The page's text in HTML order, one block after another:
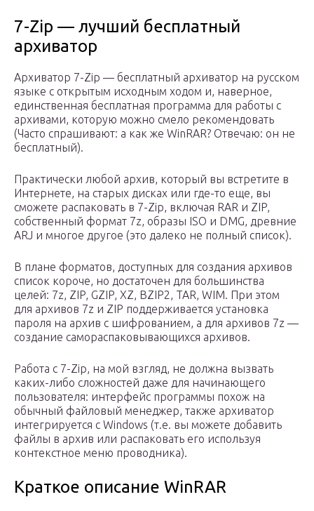
7-Zip — лучший бесплатный
архиватор
Архиватор 7-Zip — бесплатный архиватор на русском
языке с открытым исходным ходом и, наверное,
единственная бесплатная программа для работы с
архивами, которую можно смело рекомендовать
(Часто спрашивают: а как же WinRAR? Отвечаю: он не
бесплатный).
Практически любой архив, который вы встретите в
Интернете, на старых дисках или где-то еще, вы
сможете распаковать в 7-Zip, включая RAR и ZIP,
собственный формат 7z, образы ISO и DMG, древние
ARJ и многое другое (это далеко не полный список).
В плане форматов, доступных для создания архивов
список короче, но достаточен для большинства
целей: 7z, ZIP, GZIP, XZ, BZIP2, TAR, WIM. При этом
для архивов 7z и ZIP поддерживается установка
пароля на архив с шифрованием, а для архивов 7z —
создание самораспаковывающихся архивов.
Работа с 7-Zip, на мой взгляд, не должна вызвать
каких-либо сложностей даже для начинающего
пользователя: интерфейс программы похож на
обычный файловый менеджер, также архиватор
интегрируется с Windows (т.е. вы можете добавить
файлы в архив или распаковать его используя
контекстное меню проводника).
Краткое описание WinRAR